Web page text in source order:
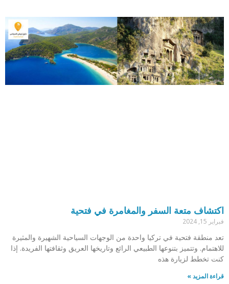
اكتشاف متعة السفر والمغامرة في فتحية
فبراير 15, 2024
تعد منطقة فتحية في تركيا واحدة من الوجهات السياحية الشهيرة والمثيرة
للاهتمام. وتتميز بتنوعها الطبيعي الرائع وتاريخها العريق وثقافتها الفريدة. إذا
كنت تخطط لزيارة هذه
قراءة المزيد »